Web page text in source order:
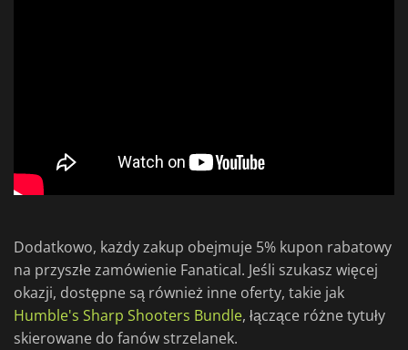
Dodatkowo, każdy zakup obejmuje 5% kupon rabatowy
na przyszłe zamówienie Fanatical. Jeśli szukasz więcej
okazji, dostępne są również inne oferty, takie jak
Humble's Sharp Shooters Bundle, łączące różne tytuły
skierowane do fanów strzelanek.